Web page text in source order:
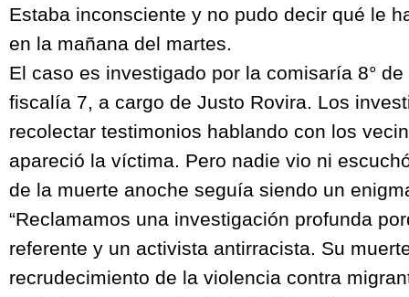
Estaba inconsciente y no pudo decir qué le
en la mañana del martes.
El caso es investigado por la comisaría 8°
fiscalía 7, a cargo de Justo Rovira. Los
recolectar testimonios hablando con los
apareció la víctima. Pero nadie vio ni
de la muerte anoche seguía siendo un
“Reclamamos una investigación profunda
referente y un activista antirracista. Su
recrudecimiento de la violencia contra